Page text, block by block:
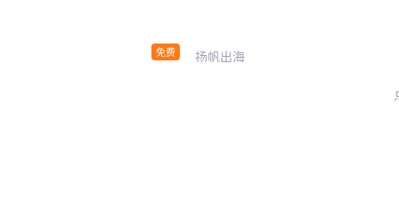
免费 扬帆出海